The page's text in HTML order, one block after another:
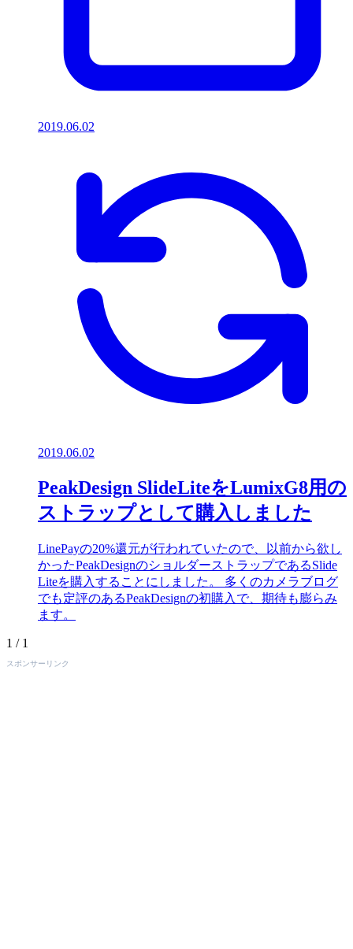
2019.06.02
2019.06.02
PeakDesign SlideLiteをLumixG8用の
ストラップとして購入しました
LinePayの20%還元が行われていたので、以前から欲し
かったPeakDesignのショルダーストラップであるSlide
Liteを購入することにしました。 多くのカメラブログ
でも定評のあるPeakDesignの初購入で、期待も膨らみ
ます。
1 / 1
スポンサーリンク